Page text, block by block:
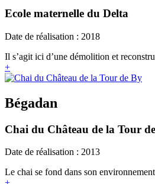
Ecole maternelle du Delta
Date de réalisation : 2018
Il s’agit ici d’une démolition et
+
Bégadan
Chai du Château de la Tour
Date de réalisation : 2013
Le chai se fond dans son